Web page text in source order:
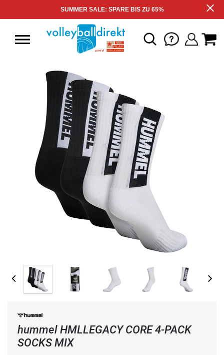
SUMMER SALE: SPARE BIS ZU 65%
hummel HMLLEGACY CORE 4-PACK
SOCKS MIX